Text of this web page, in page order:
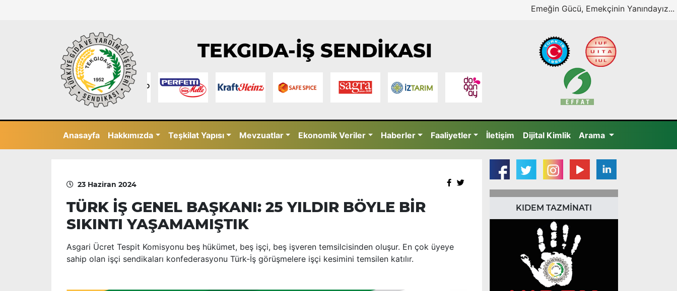
Emeğin Gücü, Emekçinin Yanındayız...
TEKGIDA-İŞ SENDİKASI
Anasayfa Hakkımızda Teşkilat Yapısı Mevzuatlar Ekonomik Veriler Haberler Faaliyetler İletişim Dijital Kimlik Arama
23 Haziran 2024
TÜRK İŞ GENEL BAŞKANI: 25 YILDIR BÖYLE BİR
SIKINTI YAŞAMAMIŞTIK
Asgari Ücret Tespit Komisyonu beş hükümet, beş işçi, beş işveren temsilcisinden oluşur. En çok üyeye
sahip olan işçi sendikaları konfederasyonu Türk-İş görüşmelere işçi kesimini temsilen katılır.
KIDEM TAZMİNATI